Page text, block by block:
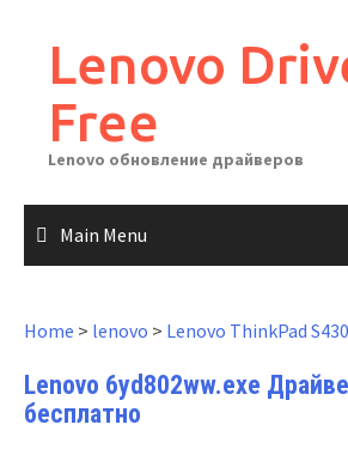
contentLenovo
Free
Lenovo обновление драйверов
Main Menu
Home > lenovo > Lenovo ThinkPad S430
Lenovo 6yd802ww.exe
бесплатно